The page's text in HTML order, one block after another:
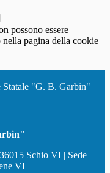
possono essere
pagina della cookie
Statale "G. B. Garbin"
Schio VI | Sede
VI